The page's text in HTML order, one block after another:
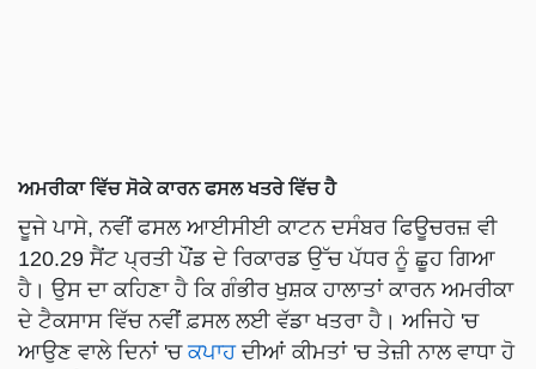
ਅਮਰੀਕਾ ਵਿੱਚ ਸੋਕੇ ਕਾਰਨ ਫਸਲ ਖਤਰੇ ਵਿੱਚ ਹੈ
ਦੂਜੇ ਪਾਸੇ, ਨਵੀਂ ਫਸਲ ਆਈਸੀਈ ਕਾਟਨ ਦਸੰਬਰ ਫਿਊਚਰਜ਼ ਵੀ
120.29 ਸੈਂਟ ਪ੍ਰਤੀ ਪੌਂਡ ਦੇ ਰਿਕਾਰਡ ਉੱਚ ਪੱਧਰ ਨੂੰ ਛੂਹ ਗਿਆ
ਹੈ। ਉਸ ਦਾ ਕਹਿਣਾ ਹੈ ਕਿ ਗੰਭੀਰ ਖੁਸ਼ਕ ਹਾਲਾਤਾਂ ਕਾਰਨ ਅਮਰੀਕਾ
ਦੇ ਟੈਕਸਾਸ ਵਿੱਚ ਨਵੀਂ ਫ਼ਸਲ ਲਈ ਵੱਡਾ ਖਤਰਾ ਹੈ। ਅਜਿਹੇ 'ਚ
ਆਉਣ ਵਾਲੇ ਦਿਨਾਂ 'ਚ ਕਪਾਹਦੀਆਂ ਕੀਮਤਾਂ 'ਚ ਤੇਜ਼ੀ ਨਾਲ ਵਾਧਾ ਹੋ